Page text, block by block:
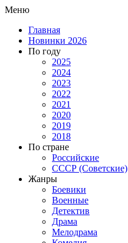
Меню
Главная
Новинки 2026
По году
2025
2024
2023
2022
2021
2020
2019
2018
По стране
Российские
СССР (Советские)
Жанры
Боевики
Военные
Детектив
Драма
Мелодрама